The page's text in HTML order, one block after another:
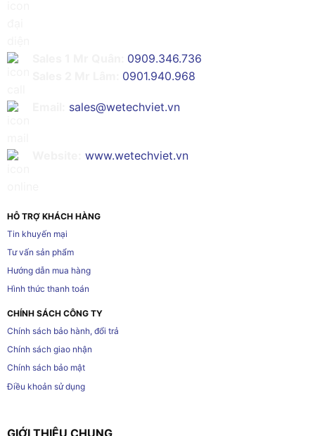
0909.346.736
0901.940.968
sales@wetechviet.vn
www.wetechviet.vn
HỖ TRỢ KHÁCH HÀNG
Tin khuyến mại
Tư vấn sản phẩm
Hướng dẫn mua hàng
Hình thức thanh toán
CHÍNH SÁCH CÔNG TY
Chính sách bảo hành, đổi trả
Chính sách giao nhận
Chính sách bảo mật
Điều khoản sử dụng